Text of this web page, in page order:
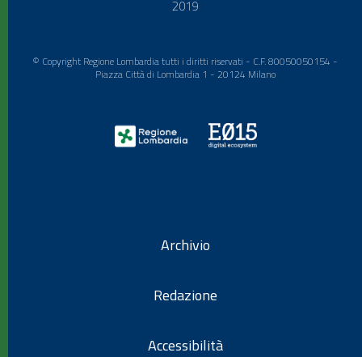
2019
© Copyright Regione Lombardia tutti i diritti riservati - C.F. 80050050154 -
Piazza Città di Lombardia 1 - 20124 Milano
Archivio
Redazione
Accessibilità